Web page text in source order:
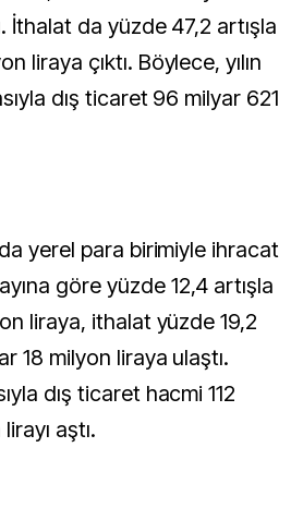
İthalat da yüzde 47,2 artışla
liraya çıktı. Böylece, yılın
dış ticaret 96 milyar 621
da yerel para birimiyle ihracat
göre yüzde 12,4 artışla
liraya, ithalat yüzde 19,2
18 milyon liraya ulaştı.
dış ticaret hacmi 112
aştı.